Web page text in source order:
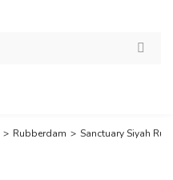
Rubberdam Sanctuary Siyah